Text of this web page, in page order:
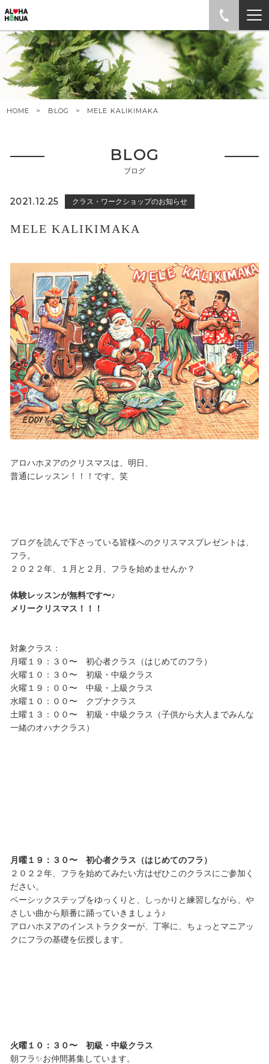
BLOG
ブログ
HOME BLOG MELE KALIKIMAKA
2021.12.25 クラス・ワークショップのお知らせ
MELE KALIKIMAKA
アロハホヌアのクリスマスは、明日、
普通にレッスン！！！です。笑
ブログを読んで下さっている皆様へのクリスマスプレゼントは、
フラ。
２０２２年、１月と２月、フラを始めませんか？
体験レッスンが無料です〜♪
メリークリスマス！！！
対象クラス：
月曜１９：３０〜 初心者クラス（はじめてのフラ）
火曜１０：３０〜 初級・中級クラス
火曜１９：００〜 中級・上級クラス
水曜１０：００〜 クプナクラス
土曜１３：００〜 初級・中級クラス（子供から大人までみんな
一緒のオハナクラス）
月曜１９：３０〜 初心者クラス（はじめてのフラ）
２０２２年、フラを始めてみたい方はぜひこのクラスにご参加く
ださい。
ベーシックステップをゆっくりと、しっかりと練習しながら、や
さしい曲から順番に踊っていきましょう♪
アロハホヌアのインストラクターが、丁寧に、ちょっとマニアッ
クにフラの基礎を伝授します。
火曜１０：３０〜 初級・中級クラス
朝フラ✨お仲間募集しています。